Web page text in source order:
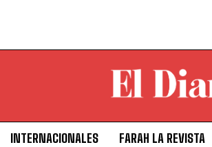
INTERNACIONALES FARAH LA REVISTA